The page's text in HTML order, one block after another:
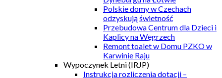
Polskie domy w Czechach
odzyskują świetność
Przebudowa Centrum dla Dzieci i
Kaplicy na Węgrzech
Remont toalet w Domu PZKO w
Karwinie Raju
Wypoczynek Letni (IRJP)
Instrukcja rozliczenia dotacji –